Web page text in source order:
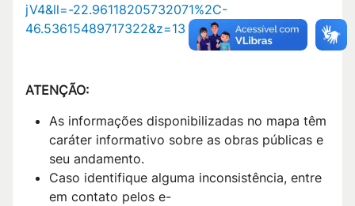
jV4&ll=-22.96118205732071%2C-
46.53615489717322&z=13
ATENÇÃO:
As informações disponibilizadas no mapa têm
caráter informativo sobre as obras públicas e
seu andamento.
Caso identifique alguma inconsistência, entre
em contato pelos e-